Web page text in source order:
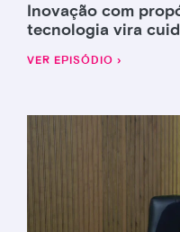
Inovação com
tecnologia vira
VER EPISÓDIO ›